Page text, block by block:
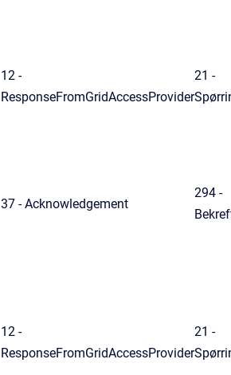
12 -
ResponseFromGridAccessProvider
21 -
37 - Acknowledgement
294 -
12 -
ResponseFromGridAccessProvider
21 -